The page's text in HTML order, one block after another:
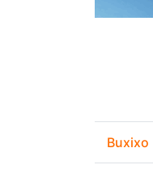
Buxixo